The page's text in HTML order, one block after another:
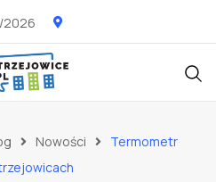
2026
Nowości
Termometr
–